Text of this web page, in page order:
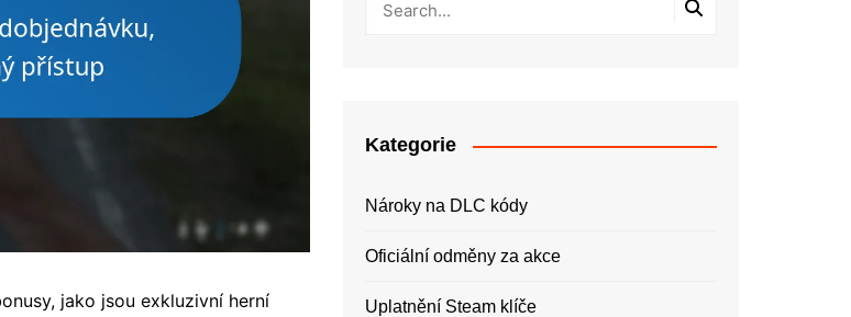
jako jsou exkluzivní herní
Kategorie
Nároky na DLC kódy
Oficiální odměny za akce
Uplatnění Steam klíče